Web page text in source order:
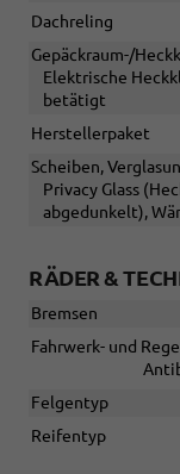
Dachreling
Gepäckraum-/
Elektrische
betätigt
Herstellerpaket
Scheiben,
Privacy Glass
abgedunkelt),
RÄDER &
Bremsen
Fahrwerk- und
Felgentyp
Reifentyp